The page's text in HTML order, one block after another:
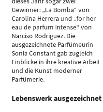
Gewinner: „La Bomba“ von
Carolina Herrera und „for her
eau de parfum intense“ von
Narciso Rodriguez. Die
ausgezeichnete Parfümeurin
Sonia Constant gab zugleich
Einblicke in ihre kreative Arbeit
und die Kunst moderner
Parfümerie.
Lebenswerk ausgezeichnet